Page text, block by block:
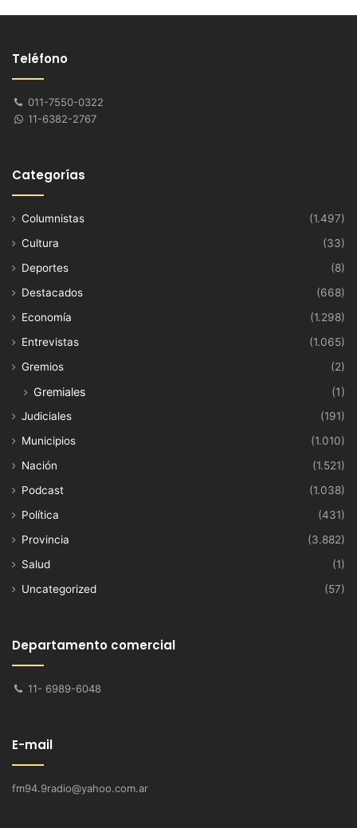
Teléfono
011-7550-0322
11-6382-2767
Categorías
Columnistas
(1.497)
Cultura
(33)
Deportes
(8)
Destacados
(668)
Economía
(1.298)
Entrevistas
(1.065)
Gremios
(2)
Gremiales (1)
Judiciales
(191)
Municipios
(1.010)
Nación
(1.521)
Podcast
(1.038)
Política
(431)
Provincia
(3.882)
Salud
(1)
Uncategorized
(57)
Departamento comercial
11- 6989-6048
E-mail
fm94.9radio@yahoo.com.ar